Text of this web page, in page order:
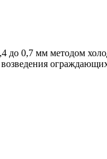
0,7 мм методом
возведения